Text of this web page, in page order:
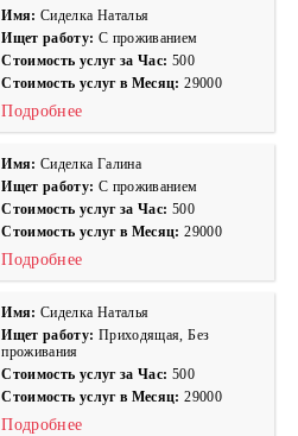
Имя: Сиделка Наталья
Ищет работу: С проживанием
Стоимость услуг за Час: 500
Стоимость услуг в Месяц:29000
Подробнее
Имя: Сиделка Галина
Ищет работу: С проживанием
Стоимость услуг за Час: 500
Стоимость услуг в Месяц:29000
Подробнее
Имя: Сиделка Наталья
Ищет работу: Приходящая, Без
проживания
Стоимость услуг за Час: 500
Стоимость услуг в Месяц:29000
Подробнее